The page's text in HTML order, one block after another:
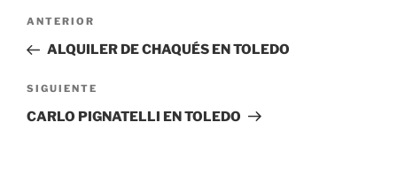
Navegación
entradas
Entrada
anterior:
ANTERIOR
ALQUILER DE CHAQUÉS EN TOLEDO
Siguiente
entrada
SIGUIENTE
CARLO PIGNATELLI EN TOLEDO